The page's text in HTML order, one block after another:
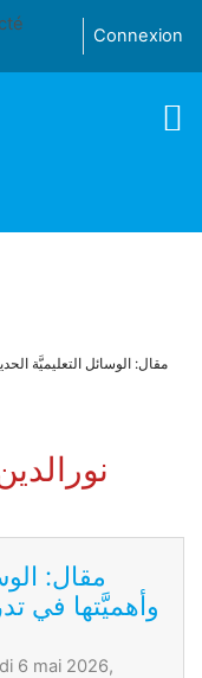
Connexion
مقال: الوسائل التعليميَّة
مقال:
وأهميَّتها في
6 mai 2026,